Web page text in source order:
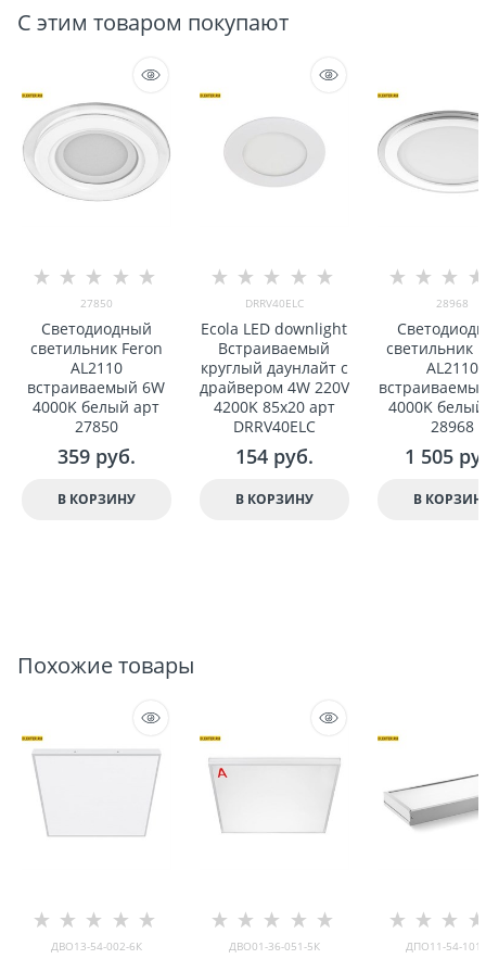
С этим товаром покупают
27850
Светодиодный
светильник Feron
AL2110
встраиваемый 6W
4000K белый арт
27850
359 руб.
В КОРЗИНУ
DRRV40ELC
Ecola LED downlight
Встраиваемый
круглый даунлайт с
драйвером 4W 220V
4200K 85x20 арт
DRRV40ELC
154 руб.
В КОРЗИНУ
28968
светильник
AL2110
4000K
28968
1 505
В
Похожие товары
ДВО13-54-002-6К ДВО01-36-051-5К ДПО11-54-